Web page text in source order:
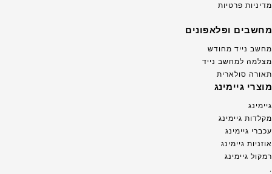
מדיניות פרטיות
מחשבים ופלאפונים
מחשב נייד מחודש
מצלמה למחשב נייד
תאורה סולארית
מוצרי גיימינג
גיימינג
מקלדות גיימינג
עכברי גיימינג
אוזניות גיימינג
רמקול גיימינג
.